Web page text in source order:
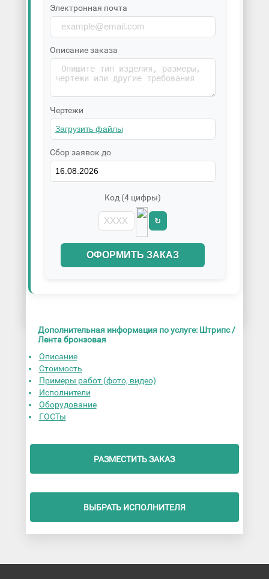
Электронная почта
Описание заказа
Чертежи
Сбор заявок до
Код (4 цифры)
↻
ОФОРМИТЬ ЗАКАЗ
Дополнительная информация по услуге: Штрипс /
Лента бронзовая
Описание
Стоимость
Примеры работ (фото, видео)
Исполнители
Оборудование
ГОСТы
РАЗМЕСТИТЬ ЗАКАЗ
ВЫБРАТЬ ИСПОЛНИТЕЛЯ